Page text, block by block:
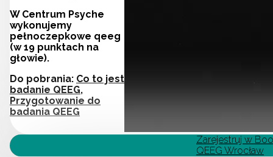
W Centrum Psyche
wykonujemy
pełnoczepkowe qeeg
(w 19 punktach na
głowie).
Do pobrania: Co to jest
badanie QEEG,
Przygotowanie do
badania QEEG
Zarejestruj w
QEEG Wrocław